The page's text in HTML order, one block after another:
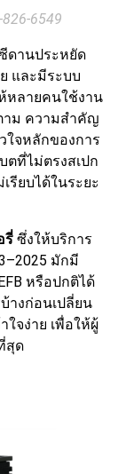
6549
ซีดานประหยัด
และมีระบบ
หลายคนใช้งาน
าม ความสำคัญ
ใจหลักของการ
ตที่ไม่ตรงสเปก
รียบได้ในระยะ
รี่ ซึ่งให้บริการ
มักมี
หรือปกติได้
างก่อนเปลี่ยน
จง่าย เพื่อให้ผู้
สุด